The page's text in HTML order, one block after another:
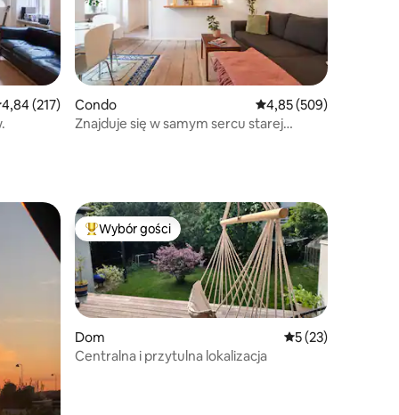
ocena: 4,84 na 5, liczba recenzji: 217
4,84 (217)
Condo Średnia ocena: 4,85
4,85 (509)
Znajduje się w samym sercu starej
gości Najpopularniejsze z kategorii Wybór gości
Wybór gości
Dom Średnia ocena: 5
5 (23)
Centralna i przytulna lokalizacja